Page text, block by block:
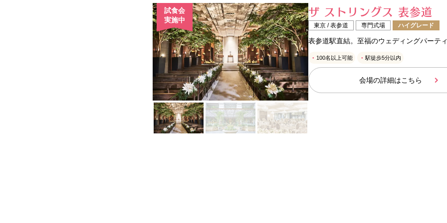
試食会
実施中
ザ ストリングス 表参道
東京 / 表参道 専門式場 ハイグレード
表参道駅直結。至福のウェディングパーテ
100名以上可能 駅徒歩5分以内
会場の詳細はこちら